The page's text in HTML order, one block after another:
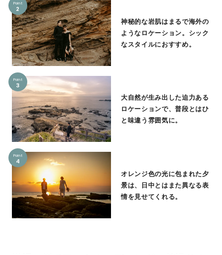
Point
2
神秘的な岩肌はまるで海外の
ようなロケーション。シック
なスタイルにおすすめ。
Point
3
大自然が生み出した迫力ある
ロケーションで、普段とはひ
と味違う雰囲気に。
Point
4
オレンジ色の光に包まれた夕
景は、日中とはまた異なる表
情を見せてくれる。